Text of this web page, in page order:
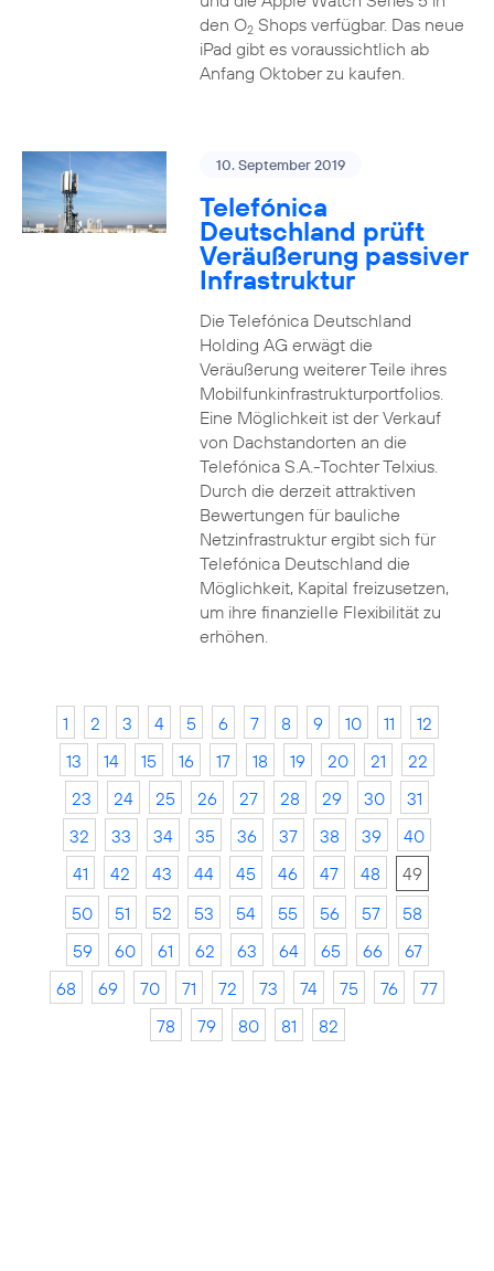
den O2Shops verfügbar. Das neue
iPad gibt es voraussichtlich ab
Anfang Oktober zu kaufen.
10. September 2019
Telefónica
Deutschland prüft
Veräußerung passiver
Infrastruktur
Die Telefónica Deutschland
Holding AG erwägt die
Veräußerung weiterer Teile ihres
Mobilfunkinfrastrukturportfolios.
Eine Möglichkeit ist der Verkauf
von Dachstandorten an die
Telefónica S.A.-Tochter Telxius.
Durch die derzeit attraktiven
Bewertungen für bauliche
Netzinfrastruktur ergibt sich für
Telefónica Deutschland die
Möglichkeit, Kapital freizusetzen,
um ihre finanzielle Flexibilität zu
erhöhen.
1 2 3 4 5 6 7 8 9 10 11
12
13
14 15 16 17 18 19 20 21
22
23
24 25 26 27 28 29 30
31
32
33 34 35 36 37 38 39
40
41
42 43 44 45 46 47 48
49
50
51 52 53 54 55 56 57
58
59
60 61 62 63 64 65 66
67
68
69 70 71 72 73 74 75 76
77
78
79 80 81 82